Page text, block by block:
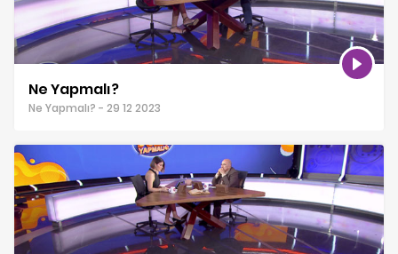
Ne Yapmalı?
Ne Yapmalı? - 29 12 2023